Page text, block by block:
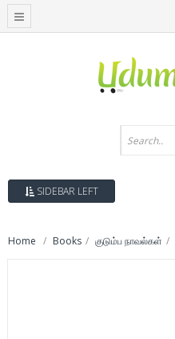
SIDEBAR LEFT
Home Books குடும்ப நாவல்கள்